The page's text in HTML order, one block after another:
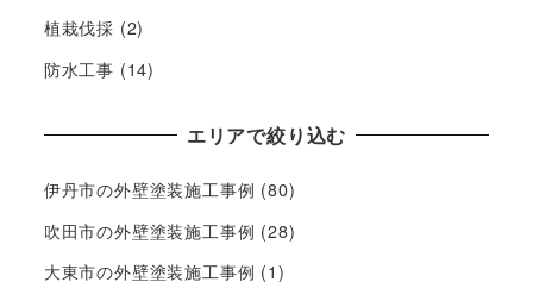
植栽伐採 (2)
防水工事 (14)
エリアで絞り込む
伊丹市の外壁塗装施工事例 (80)
吹田市の外壁塗装施工事例 (28)
大東市の外壁塗装施工事例 (1)